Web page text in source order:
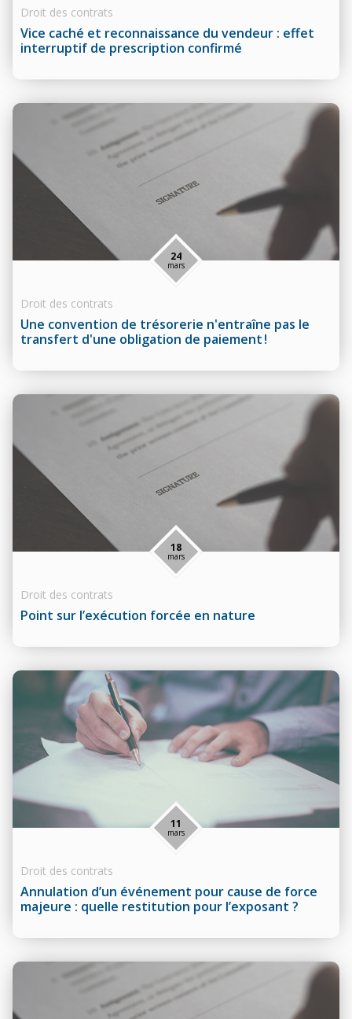
Vice caché et reconnaissance du vendeur : effet
interruptif de prescription confirmé
Droit des contrats
Une convention de trésorerie n'entraîne pas le
transfert d'une obligation de paiement !
24
mars
Droit des contrats
Point sur l’exécution forcée en nature
18
mars
Droit des contrats
Annulation d’un événement pour cause de force
majeure : quelle restitution pour l’exposant ?
11
mars
Droit des contrats